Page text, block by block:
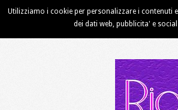
HOME CHI
Utilizziamo i cookie per personalizzare i
dei dati web, pubblicita' e